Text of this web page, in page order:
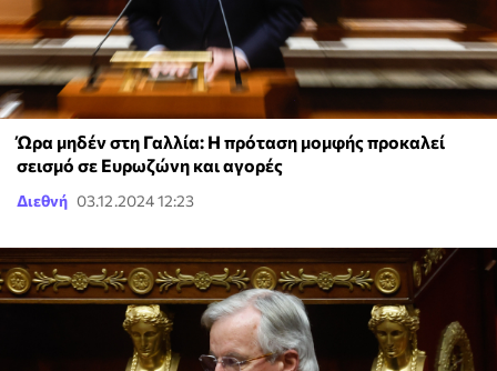
Ώρα μηδέν στη Γαλλία: Η πρόταση μομφής προκαλεί
σεισμό σε Ευρωζώνη και αγορές
Διεθνή 03.12.2024 12:23